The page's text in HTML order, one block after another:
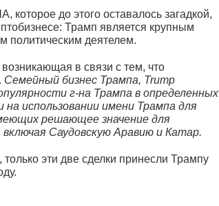
до этого оставалось загадкой,
Трамп является крупным
политическим деятелем.
в связи с тем, что
Семейный бизнес Трампа, Trump
г-на Трампа в определенных
на использовании имени Трампа для
решающее значение для
Саудовскую Аравию и Катар.
эти две сделки принесли Трампу